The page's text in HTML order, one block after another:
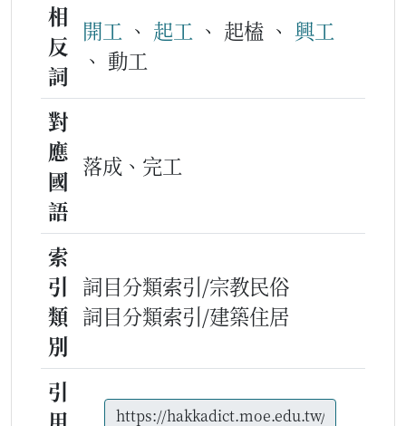
相
反
詞
開工 、 起工 、 起榼 、 興工
、 動工
對
應
國
語
落成、完工
索
引
類
別
詞目分類索引/宗教民俗
詞目分類索引/建築住居
引